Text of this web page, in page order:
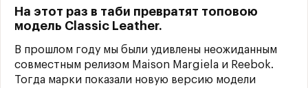
На этот раз в таби превратят топовою
модель Classic Leather.
В прошлом году мы были удивлены неожиданным
совместным релизом Maison Margiela и Reebok.
Тогда марки показали новую версию модели